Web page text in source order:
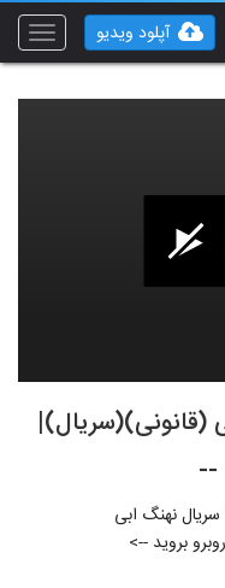
Toggle
آپلود ویدیو
(قانونی)(سریال)|